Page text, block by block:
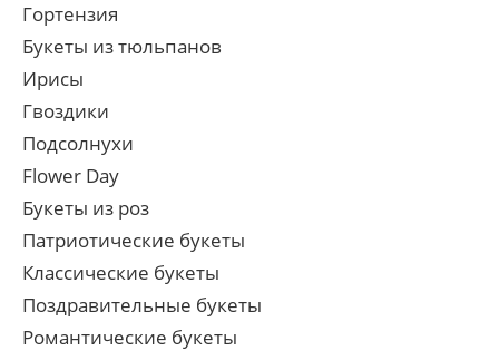
Гортензия
Букеты из тюльпанов
Ирисы
Гвоздики
Подсолнухи
Flower Day
Букеты из роз
Патриотические букеты
Классические букеты
Поздравительные букеты
Романтические букеты